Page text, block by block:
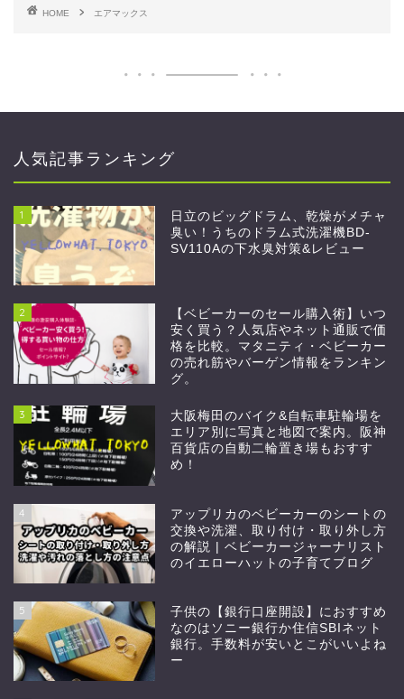
HOME エアマックス
人気記事ランキング
1
日立のビッグドラム、乾燥がメチャ
臭い！うちのドラム式洗濯機BD-
SV110Aの下水臭対策&レビュー
2
【ベビーカーのセール購入術】いつ
安く買う？人気店やネット通販で価
格を比較。マタニティ・ベビーカー
の売れ筋やバーゲン情報をランキン
グ。
3
大阪梅田のバイク&自転車駐輪場を
エリア別に写真と地図で案内。阪神
百貨店の自動二輪置き場もおすす
め！
4
アップリカのベビーカーのシートの
交換や洗濯、取り付け・取り外し方
の解説 | ベビーカージャーナリスト
のイエローハットの子育てブログ
5
子供の【銀行口座開設】におすすめ
なのはソニー銀行か住信SBIネット
銀行。手数料が安いとこがいいよね
ー